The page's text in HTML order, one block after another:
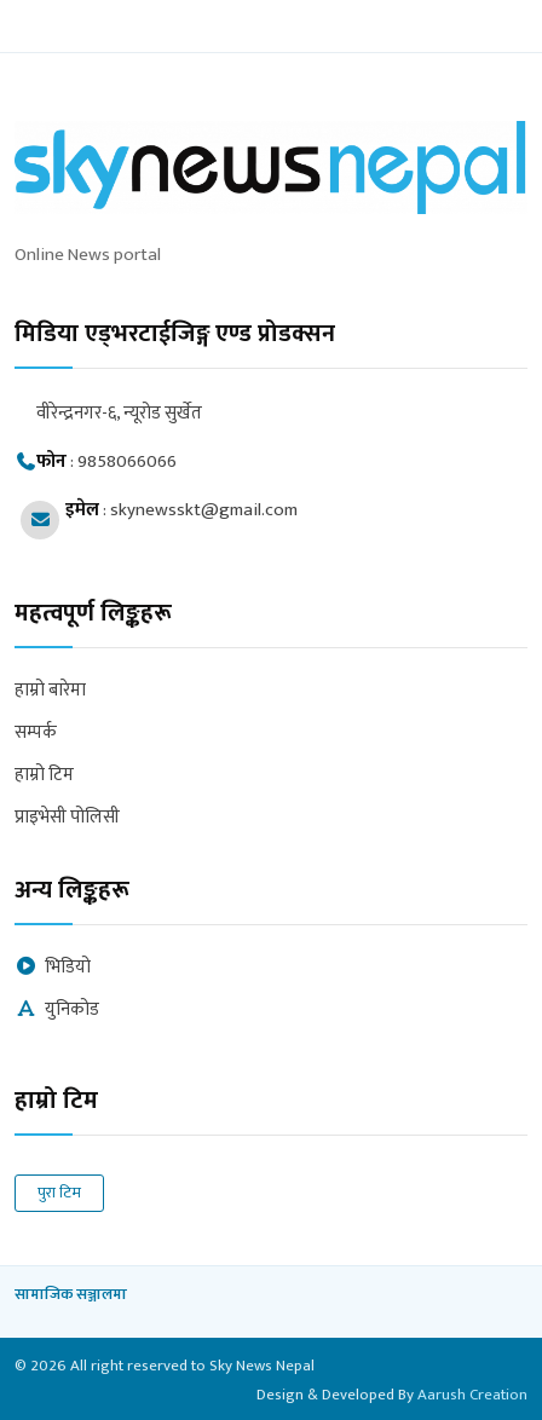
Online News portal
मिडिया एड्भरटाईजिङ्ग एण्ड प्रोडक्सन
वीरेन्द्रनगर-६, न्यूरोड सुर्खेत
फोन:9858066066
इमेल:skynewsskt@gmail.com
महत्वपूर्ण लिङ्कहरू
हाम्रो बारेमा
सम्पर्क
हाम्रो टिम
प्राइभेसी पोलिसी
अन्य लिङ्कहरू
भिडियो
युनिकोड
हाम्रो टिम
पुरा टिम
सामाजिक सञ्जालमा
© 2026 All right reserved to Sky News Nepal
Design & Developed ByAarush Creation